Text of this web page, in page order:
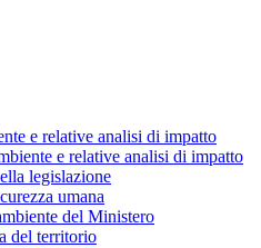
e relative analisi di impatto
e relative analisi di impatto
legislazione
umana
del Ministero
del territorio